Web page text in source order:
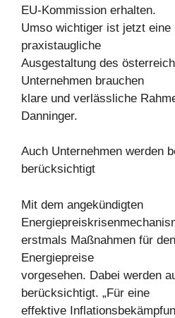
EU-Kommission erhalten.
Umso wichtiger ist jetzt eine
praxistaugliche
Ausgestaltung des
Unternehmen brauchen
klare und verlässliche
Danninger.
Auch Unternehmen werden
berücksichtigt
Mit dem angekündigten
erstmals Maßnahmen für
Energiepreise
vorgesehen. Dabei werden
berücksichtigt. „Für eine
effektive